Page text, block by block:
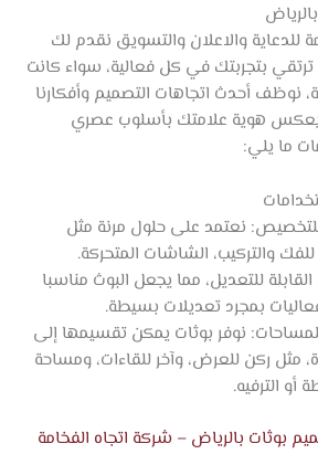
للدعاية والاعلان والتسويق نقدم لك
بتجربتك في كل فعالية، سواء كانت
نوظف أحدث اتجاهات التصميم وأفكارنا
يعكس هوية علامتك بأسلوب عصري
ما يلي:
نعتمد على حلول مرنة مثل
للفك والتركيب، الشاشات المتحركة.
للتعديل، مما يجعل البوث مناسبا
بمجرد تعديلات بسيطة.
نوفر بوثات يمكن تقسيمها إلى
مثل ركن للعرض، وآخر للقاءات، ومساحة
أو الترفيه.
بوثات بالرياض – شركة اتجاه الفخامة